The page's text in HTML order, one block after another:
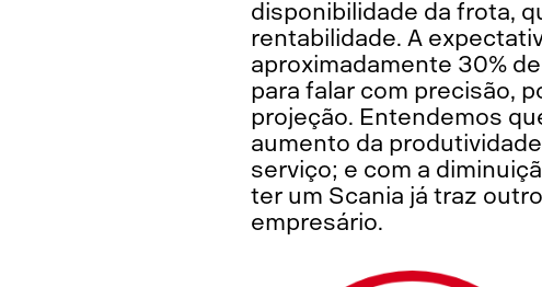
disponibilidade da frota,
rentabilidade. A
aproximadamente 30%
para falar com precisão,
projeção. Entendemos
aumento da
serviço; e com a
ter um Scania já traz
empresário.